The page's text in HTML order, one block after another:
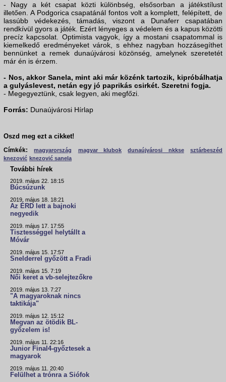
- Nagy a két csapat közti különbség, elsősorban a játékstílust
illetően. A Podgorica csapatánál fontos volt a komplett, felépített, de
lassúbb védekezés, támadás, viszont a Dunaferr csapatában
rendkívül gyors a játék. Ezért lényeges a védelem és a kapus közötti
precíz kapcsolat. Optimista vagyok, így a mostani csapatommal is
kiemelkedő eredményeket várok, s ehhez nagyban hozzásegíthet
bennünket a remek dunaújvárosi közönség, amelynek szeretetét
már én is érzem.
- Nos, akkor Sanela, mint aki már közénk tartozik, kipróbálhatja
a gulyáslevest, netán egy jó paprikás csirkét. Szeretni fogja.
- Megegyeztünk, csak legyen, aki megfőzi.
Forrás: Dunaújvárosi Hírlap
Oszd meg ezt a cikket!
Címkék:
magyarország magyar klubok dunaújvárosi nkkse
sztárbeszéd
knezović knezović sanela
További hírek
2019. május 22. 18:15
Búcsúzunk
2019. május 18. 18:21
Az ÉRD lett a bajnoki
negyedik
2019. május 17. 17:55
Tisztességgel helytállt a
Móvár
2019. május 15. 17:57
Snelderrel győzött a Fradi
2019. május 15. 7:19
Női keret a vb-selejtezőkre
2019. május 13. 7:27
"A magyaroknak nincs
taktikája"
2019. május 12. 15:12
Megvan az ötödik BL-
győzelem is!
2019. május 11. 22:16
Junior Final4-győztesek a
magyarok
2019. május 11. 20:40
Felülhet a trónra a Siófok